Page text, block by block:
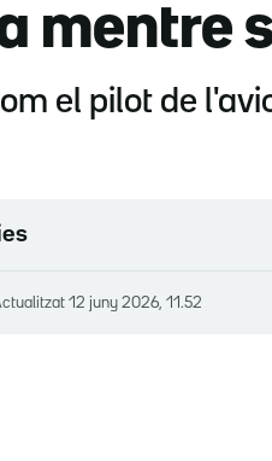
mentre
el pilot de
12 juny 2026, 11.52